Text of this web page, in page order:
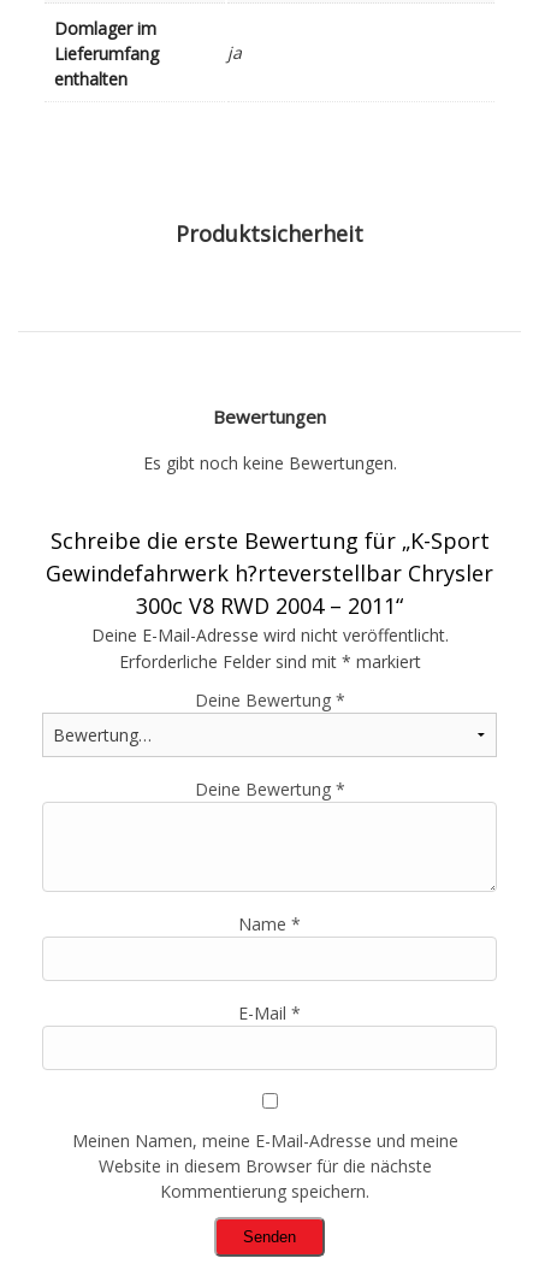
Domlager im
Lieferumfang
enthalten
ja
Produktsicherheit
Bewertungen
Es gibt noch keine Bewertungen.
Schreibe die erste Bewertung für „K-Sport
Gewindefahrwerk h?rteverstellbar Chrysler
300c V8 RWD 2004 – 2011“
Deine E-Mail-Adresse wird nicht veröffentlicht.
Erforderliche Felder sind mit * markiert
Deine Bewertung *
Deine Bewertung *
Name *
E-Mail *
Meinen Namen, meine E-Mail-Adresse und meine
Website in diesem Browser für die nächste
Kommentierung speichern.